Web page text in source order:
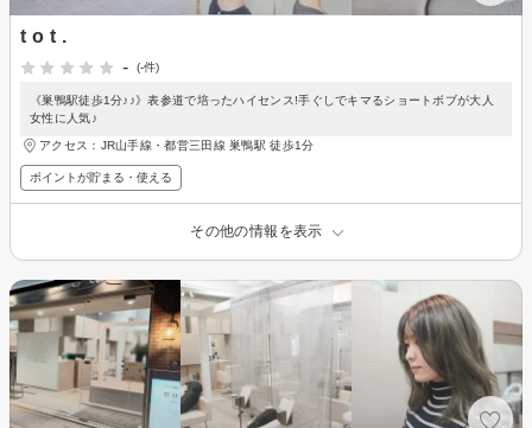
t o t .
-
(-件)
《巣鴨駅徒歩1分♪♪》表参道で培ったハイセンス!手ぐしでキマるショートボブが大人
女性に人気♪
アクセス：JR山手線・都営三田線 巣鴨駅 徒歩1分
ポイントが貯まる・使える
その他の情報を表示